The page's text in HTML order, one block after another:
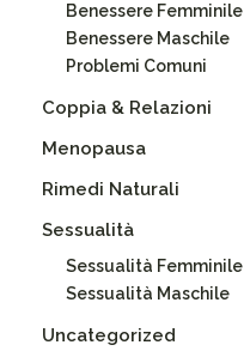
Benessere Femminile
Benessere Maschile
Problemi Comuni
Coppia & Relazioni
Menopausa
Rimedi Naturali
Sessualità
Sessualità Femminile
Sessualità Maschile
Uncategorized